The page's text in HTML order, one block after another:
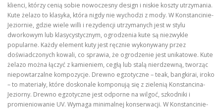
klienci, którzy cenią sobie nowoczesny design i niskie koszty utrzymania.
Kute żelazo to klasyka, która nigdy nie wychodzi z mody. W Konstancinie-
Jeziornie, gdzie wiele willi i rezydencji utrzymanych jest w stylu
dworkowym lub klasycystycznym, ogrodzenia kute są niezwykle
popularne. Każdy element kuty jest ręcznie wykonywany przez
doświadczonych kowali, co sprawia, że ogrodzenie jest unikatowe. Kute
żelazo można łączyć z kamieniem, cegłą lub stalą nierdzewną, tworząc
niepowtarzalne kompozycje. Drewno egzotyczne – teak, bangkirai, iroko
– to materiały, które doskonale komponują się z zielenią Konstancina-
Jeziorny. Drewno egzotyczne jest odporne na wilgoć, szkodniki i
promieniowanie UV. Wymaga minimalnej konserwacji. W Konstancinie-